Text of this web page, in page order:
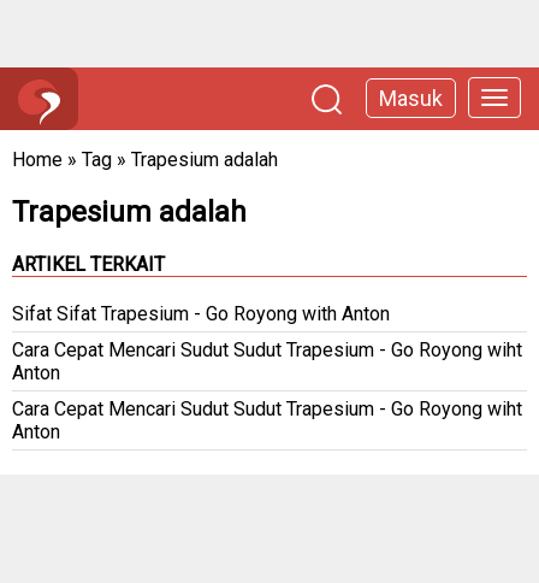
Masuk
Home » Tag » Trapesium adalah
Trapesium adalah
ARTIKEL TERKAIT
Sifat Sifat Trapesium - Go Royong with Anton
Cara Cepat Mencari Sudut Sudut Trapesium - Go Royong wiht
Anton
Cara Cepat Mencari Sudut Sudut Trapesium - Go Royong wiht
Anton